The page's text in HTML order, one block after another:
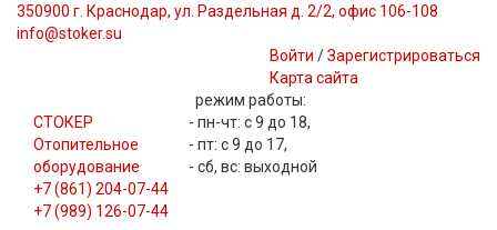
350900 г. Краснодар, ул. Раздельная д. 2/2, офис 106-108
info@stoker.su
Войти /Зарегистрироваться
Карта сайта
СТОКЕР
Отопительное
оборудование
режим работы:
- пн-чт: с 9 до 18,
- пт: с 9 до 17,
- сб, вс: выходной
+7 (861) 204-07-44
+7 (989) 126-07-44